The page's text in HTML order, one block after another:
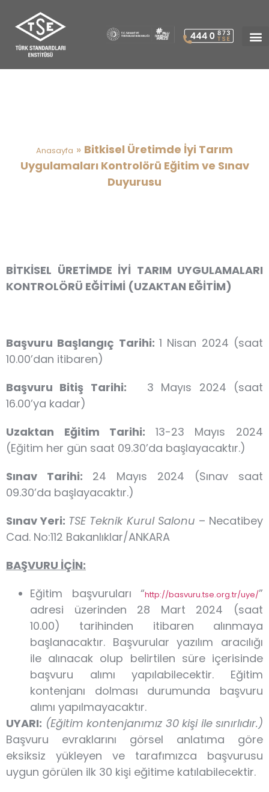
Anasayfa » Bitkisel Üretimde İyi Tarım
Uygulamaları Kontrolörü Eğitim ve Sınav
Duyurusu
BİTKİSEL ÜRETİMDE İYİ TARIM UYGULAMALARI
KONTROLÖRÜ EĞİTİMİ (UZAKTAN EĞİTİM)
Başvuru Başlangıç Tarihi: 1 Nisan 2024 (saat
10.00’dan itibaren)
Başvuru Bitiş Tarihi: 3 Mayıs 2024 (saat
16.00’ya kadar)
Uzaktan Eğitim Tarihi: 13-23 Mayıs 2024
(Eğitim her gün saat 09.30’da başlayacaktır.)
Sınav Tarihi: 24 Mayıs 2024 (Sınav saat
09.30’da başlayacaktır.)
Sınav Yeri: TSE Teknik Kurul Salonu – Necatibey
Cad. No:112 Bakanlıklar/ANKARA
BAŞVURU İÇİN:
Eğitim başvuruları “http://basvuru.tse.org.tr/uye/”
adresi üzerinden 28 Mart 2024 (saat
10.00) tarihinden itibaren alınmaya
başlanacaktır. Başvurular yazılım aracılığı
ile alınacak olup belirtilen süre içerisinde
başvuru alımı yapılabilecektir. Eğitim
kontenjanı dolması durumunda başvuru
alımı yapılmayacaktır.
UYARI: (Eğitim kontenjanımız 30 kişi ile sınırlıdır.)
Başvuru evraklarını görsel anlatıma göre
eksiksiz yükleyen ve tarafımızca başvurusu
uygun görülen ilk 30 kişi eğitime katılabilecektir.